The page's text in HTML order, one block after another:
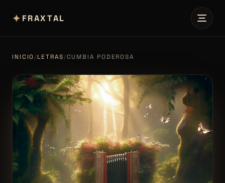
✦ FRAXTAL
INICIO / LETRAS /CUMBIA PODEROSA